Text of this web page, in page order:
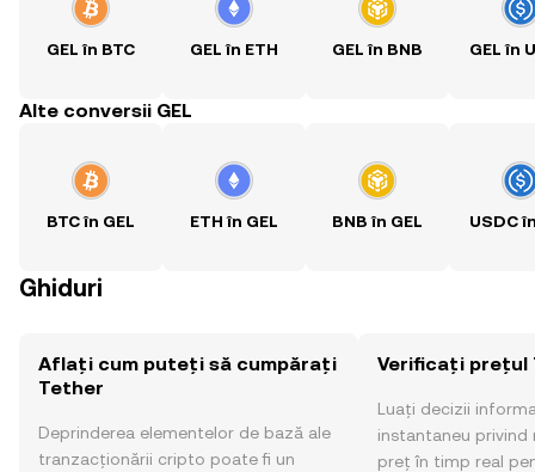
GEL în BTC GEL în ETH GEL în BNB GEL în
Alte conversii GEL
BTC în GEL ETH în GEL BNB în GEL USDC
Ghiduri
Aflați cum puteți să cumpărați
Tether
Deprinderea elementelor de bază ale
tranzacționării cripto poate fi un
Verificați prețul
Luați decizii
instantaneu privind
preț în timp real